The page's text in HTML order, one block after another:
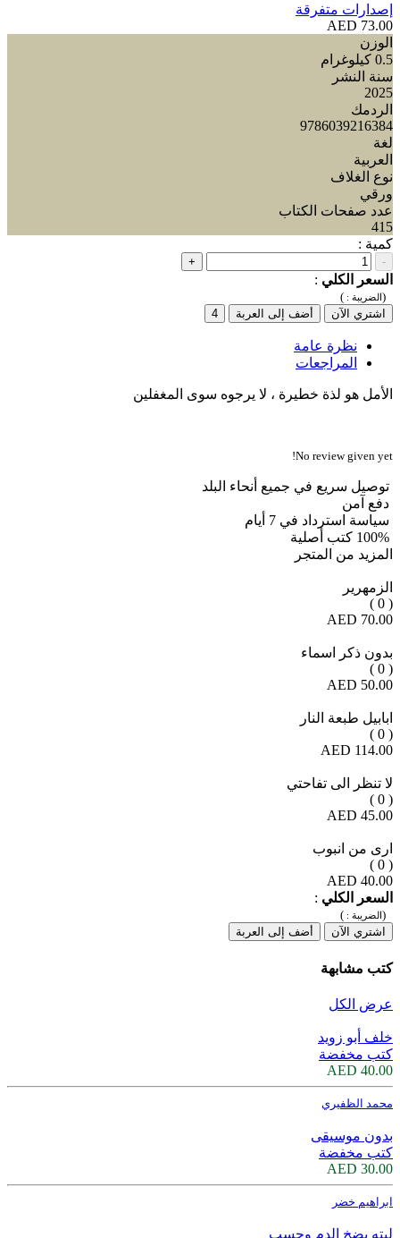
إصدارات متفرقة
73.00 AED
الوزن
0.5 كيلوغرام
سنة النشر
2025
الردمك
9786039216384
لغة
العربية
نوع الغلاف
ورقي
عدد صفحات الكتاب
415
كمية :
-
+
السعر الكلي :
(الضريبة : )
اشتري الآن
أضف إلى العربة 4
نظرة عامة
المراجعات
الأمل هو لذة خطيرة ، لا يرجوه سوى المغفلين
No review given yet!
توصيل سريع في جميع أنحاء البلد
دفع آمن
سياسة استرداد في 7 أيام
100% كتب أصلية
المزيد من المتجر
الزمهرير
( 0 )
70.00 AED
بدون ذكر اسماء
( 0 )
50.00 AED
ابابيل طبعة النار
( 0 )
114.00 AED
لا تنظر الى تفاحتي
( 0 )
45.00 AED
ارى من انبوب
( 0 )
40.00 AED
السعر الكلي :
(الضريبة : )
اشتري الآن
أضف إلى العربة
كتب مشابهة
عرض الكل
خلف أبو زويد
كتب مخفضة
40.00 AED
محمد الظفيري
بدون موسيقى
كتب مخفضة
30.00 AED
ابراهيم خضر
ليته يضخ الدم وحسب